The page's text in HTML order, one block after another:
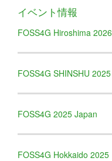
イベント情報
FOSS4G Hiroshima 2026
FOSS4G SHINSHU 2025
FOSS4G 2025 Japan
FOSS4G Hokkaido 2025